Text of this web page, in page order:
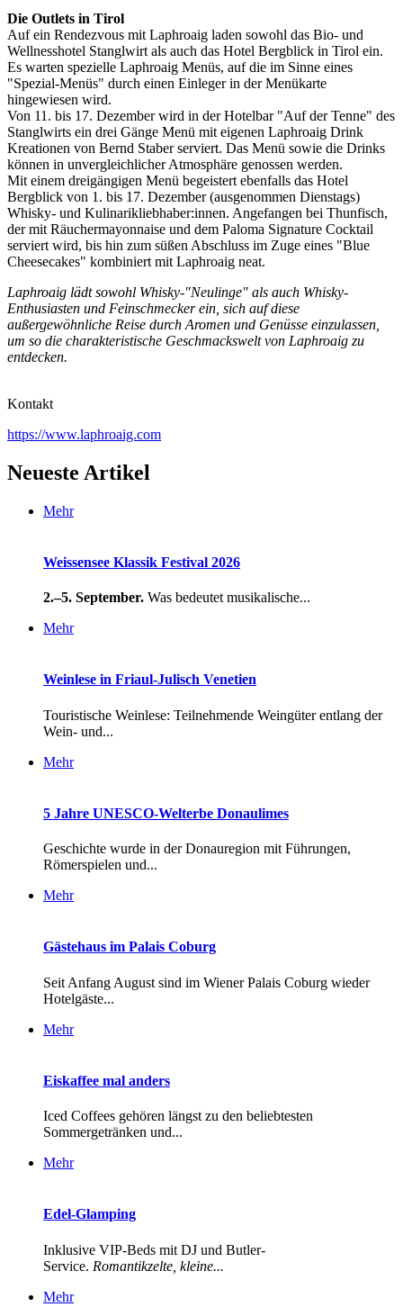
Die Outlets in Tirol
Auf ein Rendezvous mit Laphroaig laden sowohl das Bio- und
Wellnesshotel Stanglwirt als auch das Hotel Bergblick in Tirol ein.
Es warten spezielle Laphroaig Menüs, auf die im Sinne eines
"Spezial-Menüs" durch einen Einleger in der Menükarte
hingewiesen wird.
Von 11. bis 17. Dezember wird in der Hotelbar "Auf der Tenne" des
Stanglwirts ein drei Gänge Menü mit eigenen Laphroaig Drink
Kreationen von Bernd Staber serviert. Das Menü sowie die Drinks
können in unvergleichlicher Atmosphäre genossen werden.
Mit einem dreigängigen Menü begeistert ebenfalls das Hotel
Bergblick von 1. bis 17. Dezember (ausgenommen Dienstags)
Whisky- und Kulinarikliebhaber:innen. Angefangen bei Thunfisch,
der mit Räuchermayonnaise und dem Paloma Signature Cocktail
serviert wird, bis hin zum süßen Abschluss im Zuge eines "Blue
Cheesecakes" kombiniert mit Laphroaig neat.
Laphroaig lädt sowohl Whisky-"Neulinge" als auch Whisky-
Enthusiasten und Feinschmecker ein, sich auf diese
außergewöhnliche Reise durch Aromen und Genüsse einzulassen,
um so die charakteristische Geschmackswelt von Laphroaig zu
entdecken.
Kontakt
https://www.laphroaig.com
Neueste Artikel
Mehr
Weissensee Klassik Festival 2026
2.–5. September. Was bedeutet musikalische...
Mehr
Weinlese in Friaul-Julisch Venetien
Touristische Weinlese: Teilnehmende Weingüter entlang der
Wein- und...
Mehr
5 Jahre UNESCO-Welterbe Donaulimes
Geschichte wurde in der Donauregion mit Führungen,
Römerspielen und...
Mehr
Gästehaus im Palais Coburg
Seit Anfang August sind im Wiener Palais Coburg wieder
Hotelgäste...
Mehr
Eiskaffee mal anders
Iced Coffees gehören längst zu den beliebtesten
Sommergetränken und...
Mehr
Edel-Glamping
Inklusive VIP-Beds mit DJ und Butler-
Service. Romantikzelte, kleine...
Mehr